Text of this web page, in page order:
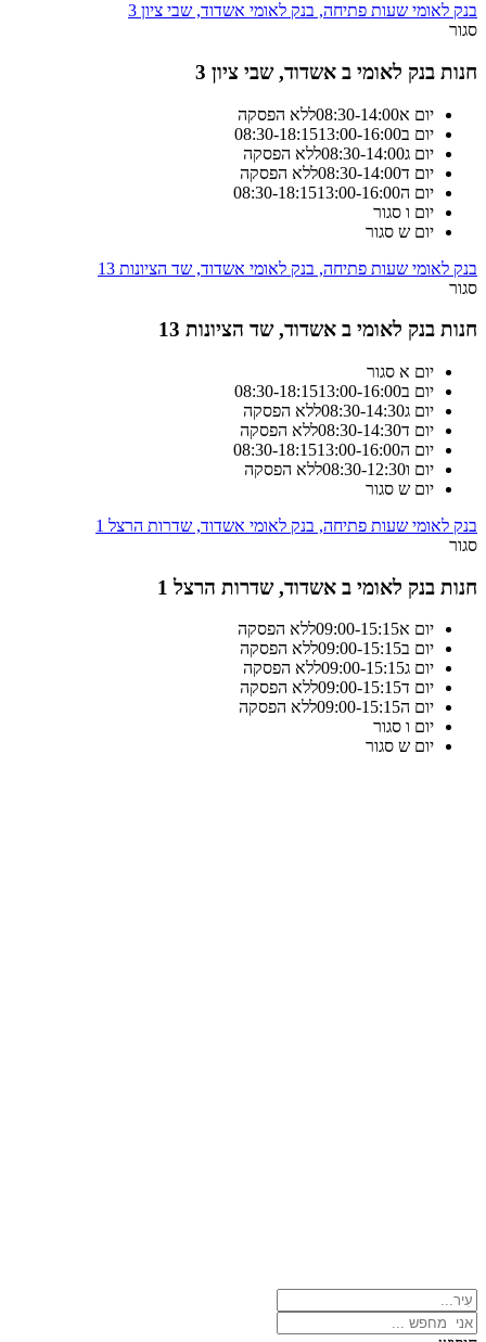
בנק לאומי שעות פתיחה, בנק לאומי אשדוד, שבי ציון 3
סגור
חנות בנק לאומי ב אשדוד, שבי ציון 3
יום א 08:30-14:00
ללא הפסקה
יום ב
08:30-18:1513:00-16:00
יום ג
08:30-14:00
ללא הפסקה
יום ד
08:30-14:00
ללא הפסקה
יום ה
08:30-18:1513:00-16:00
יום ו סגור
יום ש סגור
בנק לאומי שעות פתיחה, בנק לאומי אשדוד, שד הציונות 13
סגור
חנות בנק לאומי ב אשדוד, שד הציונות 13
יום א סגור
יום ב
08:30-18:1513:00-16:00
יום ג
08:30-14:30
ללא הפסקה
יום ד
08:30-14:30
ללא הפסקה
יום ה
08:30-18:1513:00-16:00
יום ו
08:30-12:30
ללא הפסקה
יום ש סגור
בנק לאומי שעות פתיחה, בנק לאומי אשדוד, שדרות הרצל 1
סגור
חנות בנק לאומי ב אשדוד, שדרות הרצל 1
יום א 09:00-15:15
ללא הפסקה
יום ב
09:00-15:15
ללא הפסקה
יום ג
09:00-15:15
ללא הפסקה
יום ד
09:00-15:15
ללא הפסקה
יום ה
09:00-15:15
ללא הפסקה
יום ו סגור
יום ש סגור